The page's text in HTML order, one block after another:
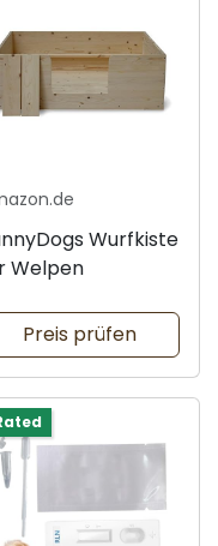
Wurfkiste
Welpen
Preis prüfen